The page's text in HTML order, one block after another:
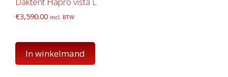
€3,590.00 incl. BTW
In winkelmand